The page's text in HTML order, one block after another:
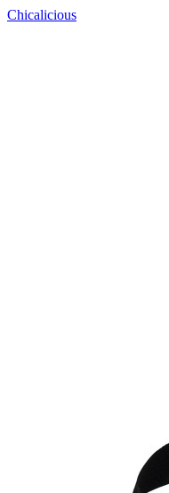
Chicalicious